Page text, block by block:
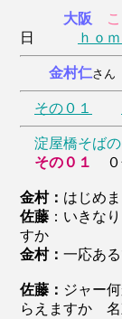
大阪
日
ｈｏｍ
金村仁さ
その０１
淀屋橋そば
その０１
０
金村： はじめ
佐藤 ：いきな
すか
金村： 一応あ
佐藤： ジャー
らえますか 名